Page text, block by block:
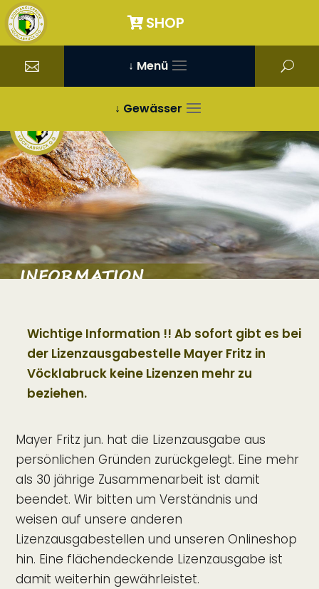
SHOP
↓ Menü
↓ Gewässer
Wichtige Information !! Ab sofort gibt es bei
der Lizenzausgabestelle Mayer Fritz in
Vöcklabruck keine Lizenzen mehr zu
beziehen.
Mayer Fritz jun. hat die Lizenzausgabe aus
persönlichen Gründen zurückgelegt. Eine mehr
als 30 jährige Zusammenarbeit ist damit
beendet. Wir bitten um Verständnis und
weisen auf unsere anderen
Lizenzausgabestellen und unseren Onlineshop
hin. Eine flächendeckende Lizenzausgabe ist
damit weiterhin gewährleistet.